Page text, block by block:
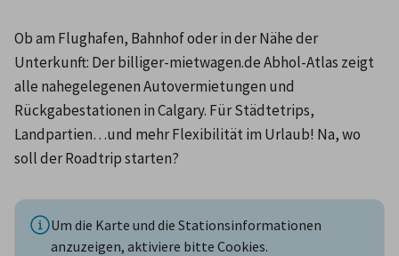
Ob am Flughafen, Bahnhof oder in der Nähe der
Unterkunft: Der billiger-mietwagen.de Abhol-Atlas zeigt
alle nahegelegenen Autovermietungen und
Rückgabestationen in Calgary. Für Städtetrips,
Landpartien…und mehr Flexibilität im Urlaub! Na, wo
soll der Roadtrip starten?
Um die Karte und die Stationsinformationen
anzuzeigen, aktiviere bitte Cookies.